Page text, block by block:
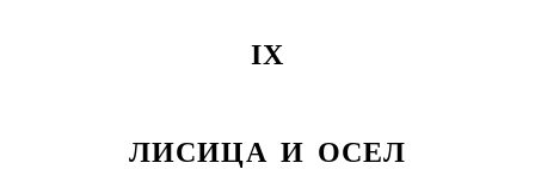
IX
ЛИСИЦА И ОСЕЛ